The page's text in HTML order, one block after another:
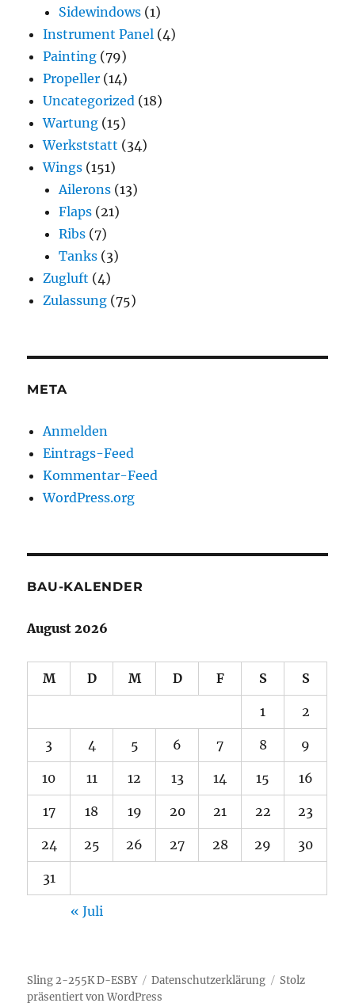
Sidewindows (1)
Instrument Panel (4)
Painting (79)
Propeller (14)
Uncategorized (18)
Wartung (15)
Werkststatt (34)
Wings (151)
Ailerons (13)
Flaps (21)
Ribs (7)
Tanks (3)
Zugluft (4)
Zulassung (75)
META
Anmelden
Eintrags-Feed
Kommentar-Feed
WordPress.org
BAU-KALENDER
August 2026
M D M D F S S
1 2
3 4 5 6 7 8 9
10 11 12 13 14 15 16
17 18 19 20 21 22 23
24 25 26 27 28 29 30
31
« Juli
Sling 2-255K D-ESBY Datenschutzerklärung
Stolz
präsentiert von WordPress